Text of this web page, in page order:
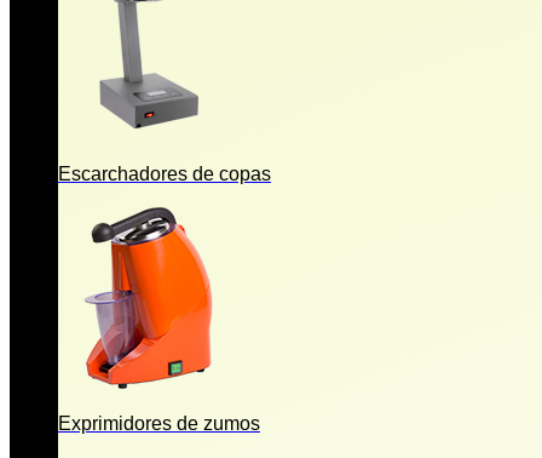
Escarchadores de copas
Exprimidores de zumos